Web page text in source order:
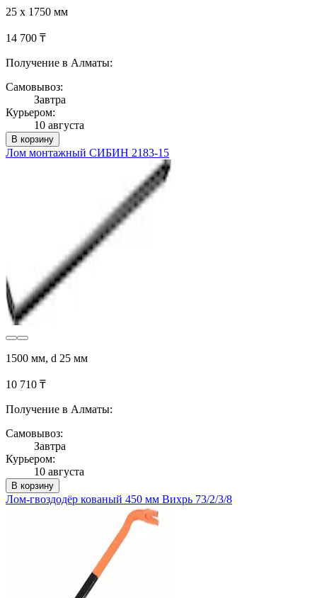
25 х 1750 мм
14 700 ₸
Получение в Алматы:
Самовывоз:
Завтра
Курьером:
10 августа
В корзину
Лом монтажный СИБИН 2183-15
1500 мм, d 25 мм
10 710 ₸
Получение в Алматы:
Самовывоз:
Завтра
Курьером:
10 августа
В корзину
Лом-гвоздодёр кованый 450 мм Вихрь 73/2/3/8